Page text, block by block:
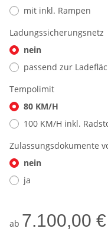
mit inkl. Rampen
Ladungssicherungsnetz
nein
passend zur
Tempolimit
80 KM/H
100 KM/H inkl.
Zulassungsdokumente
nein
ja
ab 7.100,00 €